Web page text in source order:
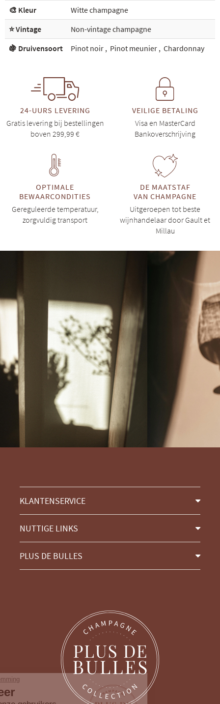
🎨 Kleur
Witte champagne
⭐ Vintage
Non-vintage champagne
🍇 Druivensoort
Pinot noir , Pinot meunier , Chardonnay
24-UURS LEVERING
Gratis levering bij bestellingen
boven 299,99 €
VEILIGE BETALING
Visa en MasterCard
Bankoverschrijving
OPTIMALE
BEWAARCONDITIES
Gereguleerde temperatuur,
zorgvuldig transport
DE MAATSTAF
VAN CHAMPAGNE
Uitgeroepen tot beste
wijnhandelaar door Gault et
Millau
KLANTENSERVICE
NUTTIGE LINKS
PLUS DE BULLES
Ga door zonder toestemming
Cookiebeheer